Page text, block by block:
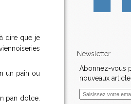
dire que je
un pain ou
pan dolce.
Newsletter
Abonnez-vous
nouveaux